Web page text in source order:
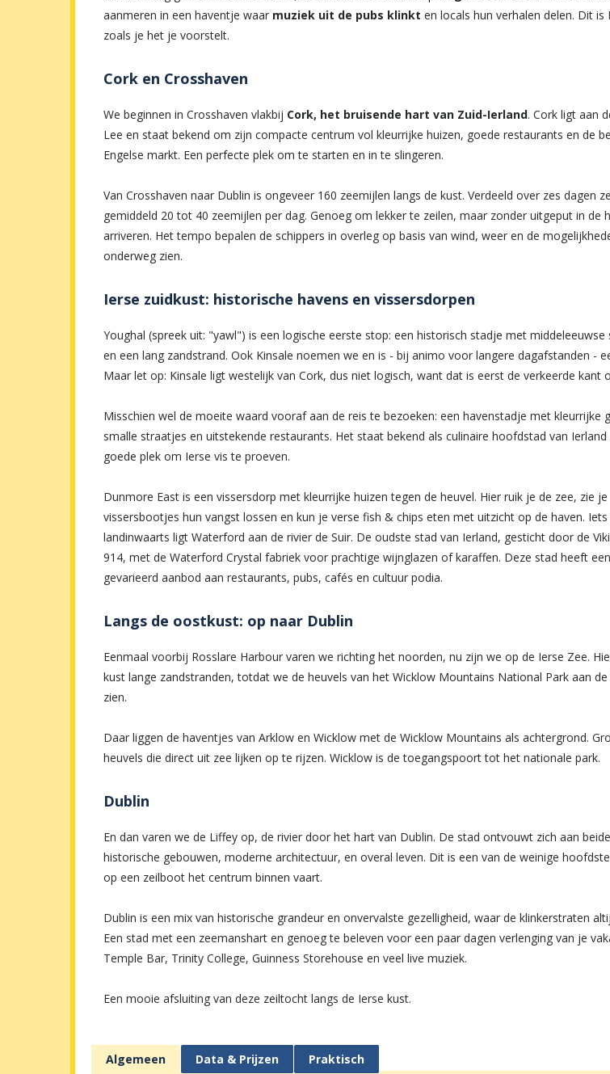
aanmeren in een haventje waar muziek uit de pubs klinkt en locals hun verhalen delen. Dit is
zoals je het je voorstelt.
Cork en Crosshaven
We beginnen in Crosshaven vlakbij Cork, het bruisende hart van Zuid-Ierland. Cork ligt aan
Lee en staat bekend om zijn compacte centrum vol kleurrijke huizen, goede restaurants en de
Engelse markt. Een perfecte plek om te starten en in te slingeren.
Van Crosshaven naar Dublin is ongeveer 160 zeemijlen langs de kust. Verdeeld over zes dagen
gemiddeld 20 tot 40 zeemijlen per dag. Genoeg om lekker te zeilen, maar zonder uitgeput in de
arriveren. Het tempo bepalen de schippers in overleg op basis van wind, weer en de
onderweg zien.
Ierse zuidkust: historische havens en vissersdorpen
Youghal (spreek uit: "yawl") is een logische eerste stop: een historisch stadje met middeleeuwse
en een lang zandstrand. Ook Kinsale noemen we en is - bij animo voor langere dagafstanden -
Maar let op: Kinsale ligt westelijk van Cork, dus niet logisch, want dat is eerst de verkeerde kant
Misschien wel de moeite waard vooraf aan de reis te bezoeken: een havenstadje met kleurrijke
smalle straatjes en uitstekende restaurants. Het staat bekend als culinaire hoofdstad van Ierland
goede plek om Ierse vis te proeven.
Dunmore East is een vissersdorp met kleurrijke huizen tegen de heuvel. Hier ruik je de zee, zie je
vissersbootjes hun vangst lossen en kun je verse fish & chips eten met uitzicht op de haven.
landinwaarts ligt Waterford aan de rivier de Suir. De oudste stad van Ierland, gesticht door de
914, met de Waterford Crystal fabriek voor prachtige wijnglazen of karaffen. Deze stad heeft
gevarieerd aanbod aan restaurants, pubs, cafés en cultuur podia.
Langs de oostkust: op naar Dublin
Eenmaal voorbij Rosslare Harbour varen we richting het noorden, nu zijn we op de Ierse Zee.
kust lange zandstranden, totdat we de heuvels van het Wicklow Mountains National Park aan
zien.
Daar liggen de haventjes van Arklow en Wicklow met de Wicklow Mountains als achtergrond.
heuvels die direct uit zee lijken op te rijzen. Wicklow is de toegangspoort tot het nationale park.
Dublin
En dan varen we de Liffey op, de rivier door het hart van Dublin. De stad ontvouwt zich aan
historische gebouwen, moderne architectuur, en overal leven. Dit is een van de weinige
op een zeilboot het centrum binnen vaart.
Dublin is een mix van historische grandeur en onvervalste gezelligheid, waar de klinkerstraten
Een stad met een zeemanshart en genoeg te beleven voor een paar dagen verlenging van je
Temple Bar, Trinity College, Guinness Storehouse en veel live muziek.
Een mooie afsluiting van deze zeiltocht langs de Ierse kust.
Algemeen Data & Prijzen Praktisch